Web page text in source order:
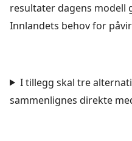
resultater dagens modell
Innlandets behov for
I tillegg skal tre
sammenlignes direkte